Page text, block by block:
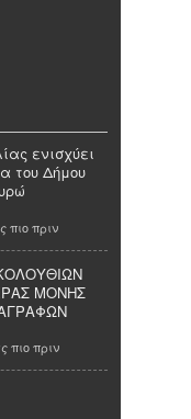
ενισχύει
του Δήμου
πιο πριν
ΜΟΝΗΣ
πιο πριν